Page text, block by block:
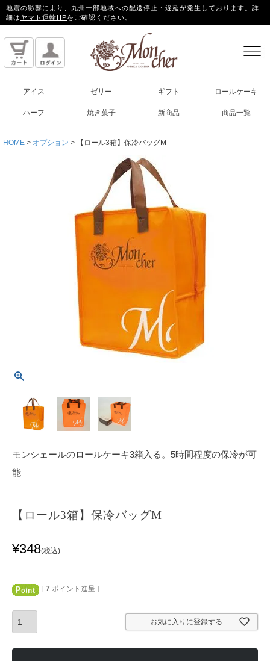
地震の影響により、九州一部地域への配送停止・遅延が発生しております。詳
細はヤマト運輸HPをご確認ください。
アイス ゼリー ギフト ロールケーキ
ハーフ 焼き菓子 新商品 商品一覧
HOME オプション 【ロール3箱】保冷バッグM
モンシェールのロールケーキ3箱入る。5時間程度の保冷が可
能
【ロール3箱】保冷バッグM
¥348 税込
[ 7 ポイント進呈 ]
お気に入りに登録する